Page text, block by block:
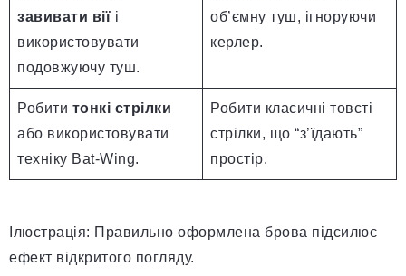
завивати вії і
використовувати
подовжуючу туш.
об’ємну туш, ігноруючи
керлер.
Робити тонкі стрілки
або використовувати
техніку Bat-Wing.
Робити класичні товсті
стрілки, що “з’їдають”
простір.
Ілюстрація: Правильно оформлена брова підсилює
ефект відкритого погляду.